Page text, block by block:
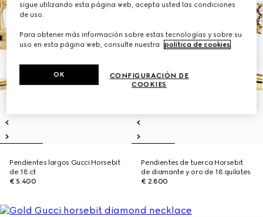
Pendientes largos Gucci Horsebit
de 18 ct
€ 5.400
Pendientes de tuerca Horsebit
de diamante y oro de 18 quilates
€ 2.800
sigue utilizando esta página web, acepta usted las condiciones
de uso.
Para obtener más información sobre estas tecnologías y sobre su
uso en esta página web, consulte nuestra
política de cookies.
CONFIGURACIÓN DE
COOKIES
OK